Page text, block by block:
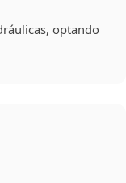
optando